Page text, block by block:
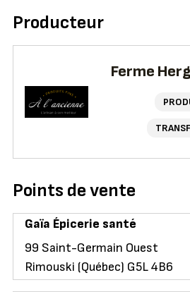
Producteur
Ferme
Points de vente
Gaïa Épicerie santé
99 Saint-Germain Ouest
Rimouski (Québec) G5L 4B6